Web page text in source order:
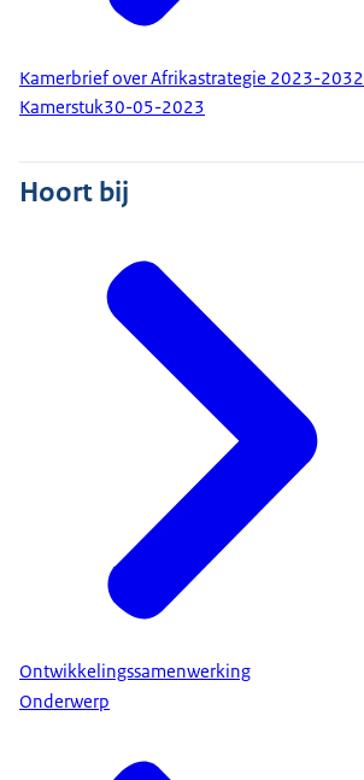
Kamerbrief over Afrikastrategie 2023-2032
Kamerstuk30-05-2023
Hoort bij
Ontwikkelingssamenwerking
Onderwerp